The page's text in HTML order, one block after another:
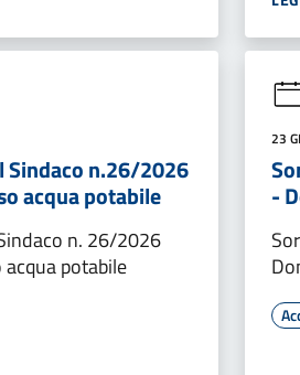
Sindaco n.26/2026
acqua potabile
n. 26/2026
potabile
23
-